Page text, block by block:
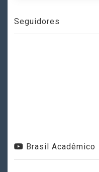
Seguidores
Brasil Acadêmico